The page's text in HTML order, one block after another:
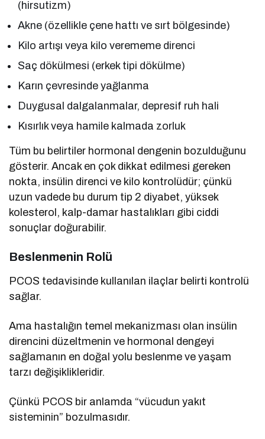
(hirsutizm)
Akne (özellikle çene hattı ve sırt bölgesinde)
Kilo artışı veya kilo verememe direnci
Saç dökülmesi (erkek tipi dökülme)
Karın çevresinde yağlanma
Duygusal dalgalanmalar, depresif ruh hali
Kısırlık veya hamile kalmada zorluk
Tüm bu belirtiler hormonal dengenin bozulduğunu
gösterir. Ancak en çok dikkat edilmesi gereken
nokta, insülin direnci ve kilo kontrolüdür; çünkü
uzun vadede bu durum tip 2 diyabet, yüksek
kolesterol, kalp-damar hastalıkları gibi ciddi
sonuçlar doğurabilir.
Beslenmenin Rolü
PCOS tedavisinde kullanılan ilaçlar belirti kontrolü
sağlar.
Ama hastalığın temel mekanizması olan insülin
direncini düzeltmenin ve hormonal dengeyi
sağlamanın en doğal yolu beslenme ve yaşam
tarzı değişiklikleridir.
Çünkü PCOS bir anlamda “vücudun yakıt
sisteminin” bozulmasıdır.